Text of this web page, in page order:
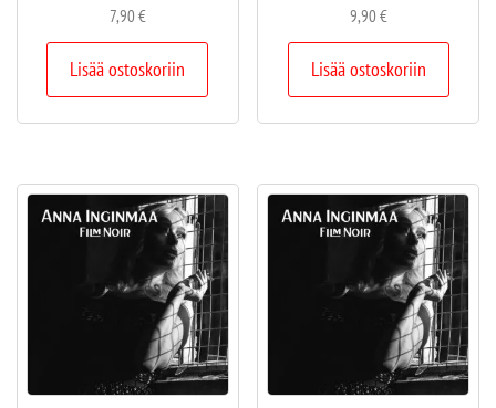
7,90€
Lisää ostoskoriin
9,90€
Lisää ostoskoriin